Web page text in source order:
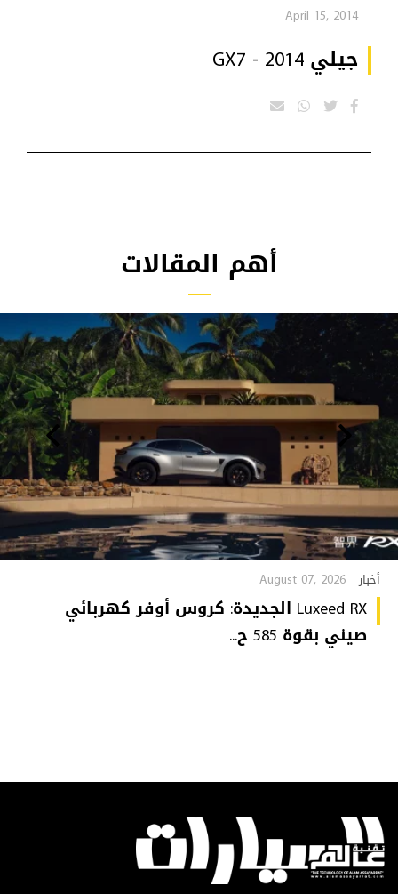
April 15, 2014
جيلي GX7 - 2014
أهم المقالات
أخبار August 07, 2026
Luxeed RX الجديدة: كروس أوفر كهربائي
صيني بقوة 585 ح...